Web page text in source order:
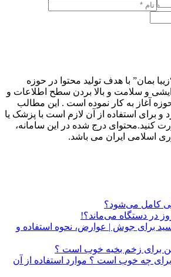
بمان” با هدف تولید محتوا در حوزه
و سلامت و بالا بردن سطح اطلاعات و
آغاز به کار نموده است . این مطالب
و برای استفاده از آن لازم است با پزشک یا
درج شده در این سامانه،
اسلامی ایران می باشد.
کامل می‌شود؟
در دستگاه می‌ماند؟!
برای جوش | عوارض، نحوه استفاده و
برای زخم بخیه خوب است ؟
برای چه خوب است ؟ موارد استفاده از آن